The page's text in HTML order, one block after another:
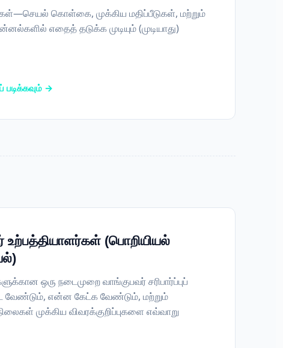
கொள்கை, முக்கிய மதிப்பீடுகள், மற்றும்
எதைத் தடுக்க முடியும் (முடியாது)
படிக்கவும் →
உற்பத்தியாளர்கள் (பொறியியல்
ஒரு நடைமுறை வாங்குபவர் சரிபார்ப்புப்
வேண்டும், என்ன கேட்க வேண்டும், மற்றும்
முக்கிய விவரக்குறிப்புகளை எவ்வாறு